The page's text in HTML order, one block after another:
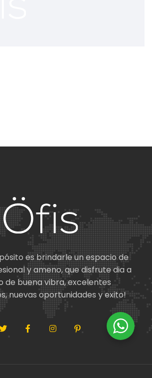
es brindarle un espacio de
y ameno, que disfrute dia a
de buena vibra, excelentes
nuevas oportunidades y exito!